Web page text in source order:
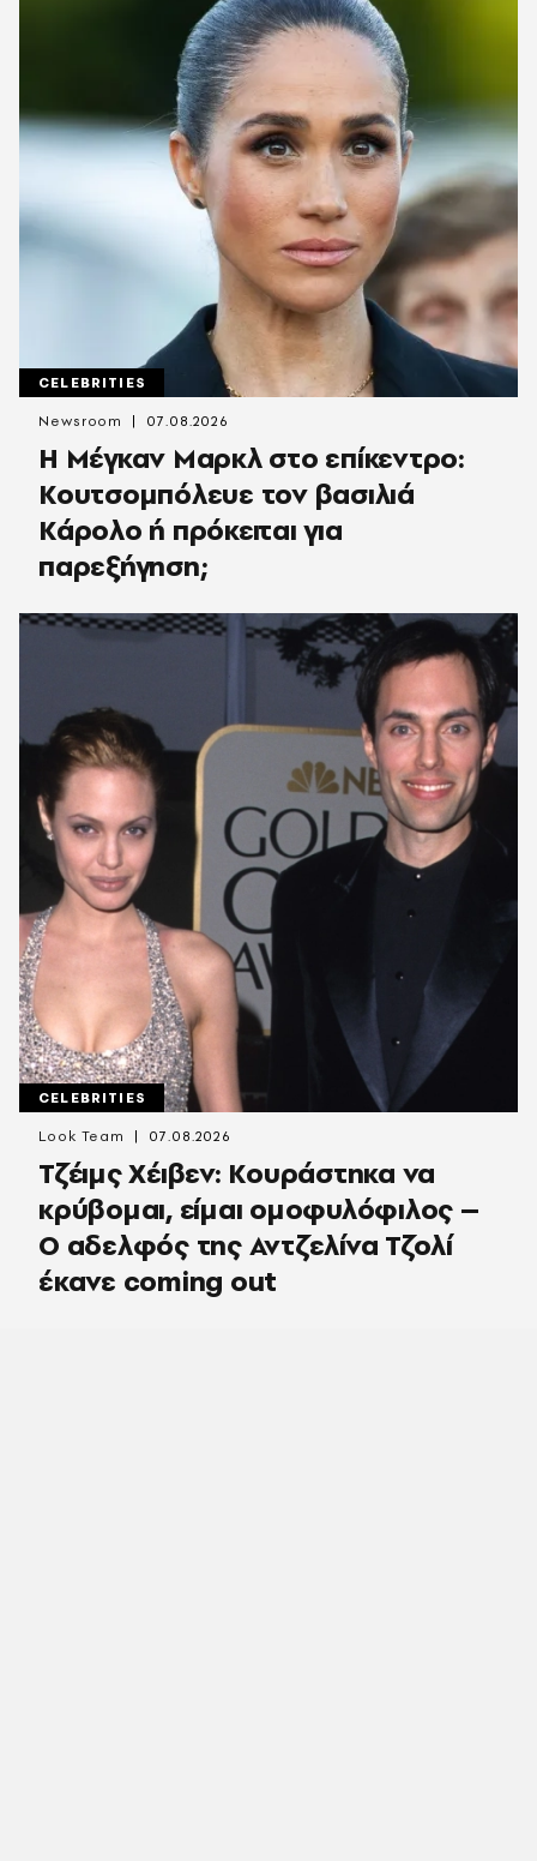
CELEBRITIES
Η Μέγκαν Μαρκλ στο επίκεντρο:
Κουτσομπόλευε τον βασιλιά
Κάρολο ή πρόκειται για
παρεξήγηση;
Newsroom 07.08.2026
CELEBRITIES
Τζέιμς Χέιβεν: Κουράστηκα να
κρύβομαι, είμαι ομοφυλόφιλος –
Ο αδελφός της Αντζελίνα Τζολί
έκανε coming out
Look Team 07.08.2026